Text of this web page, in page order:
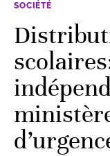
SOCIÉTÉ